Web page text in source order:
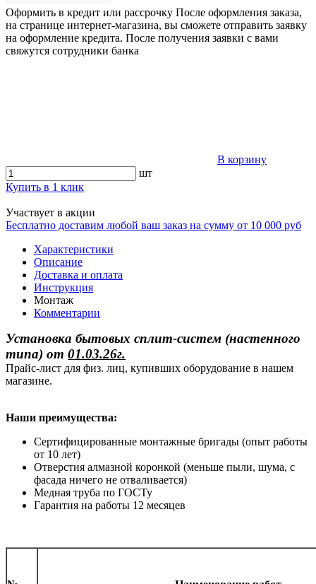
Оформить в кредит или рассрочку После оформления заказа,
на странице интернет-магазина, вы сможете отправить заявку
на оформление кредита. После получения заявки с вами
свяжутся сотрудники банка
В корзину
шт
Купить в 1 клик
Участвует в акции
Бесплатно доставим любой ваш заказ на сумму от 10 000 руб
Характеристики
Описание
Доставка и оплата
Инструкция
Монтаж
Комментарии
Установка бытовых сплит-систем (настенного
типа) от 01.03.26г.
Прайс-лист для физ. лиц, купивших оборудование в нашем
магазине.
Наши преимущества:
Сертифицированные монтажные бригады (опыт работы
от 10 лет)
Отверстия алмазной коронкой (меньше пыли, шума, с
фасада ничего не отваливается)
Медная труба по ГОСТу
Гарантия на работы 12 месяцев